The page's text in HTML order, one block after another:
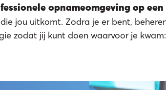
opnameomgeving op
jou uitkomt. Zodra je er bent,
zodat jij kunt doen waarvoor je